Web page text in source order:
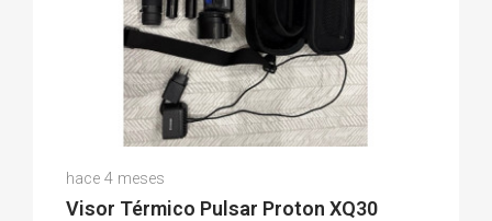
(0)
hace 4 meses
Visor Térmico Pulsar Proton XQ30